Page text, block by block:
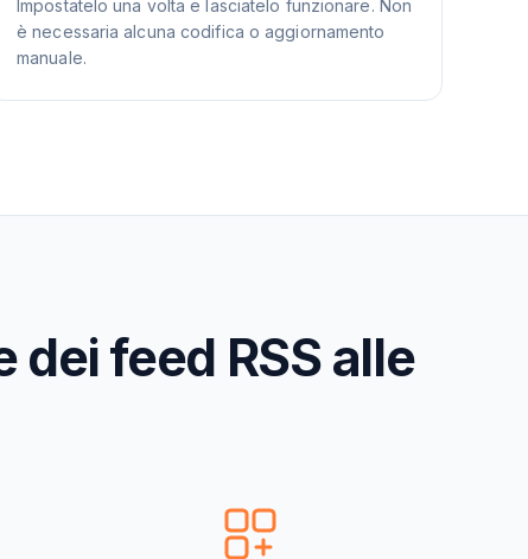
Impostatelo una volta e lasciatelo funzionare. Non
è necessaria alcuna codifica o aggiornamento
manuale.
feed RSS alle